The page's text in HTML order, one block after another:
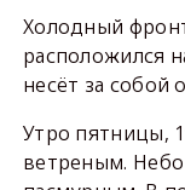
Холодный
расположился
несёт за собой
Утро пятницы,
ветреным. Небо